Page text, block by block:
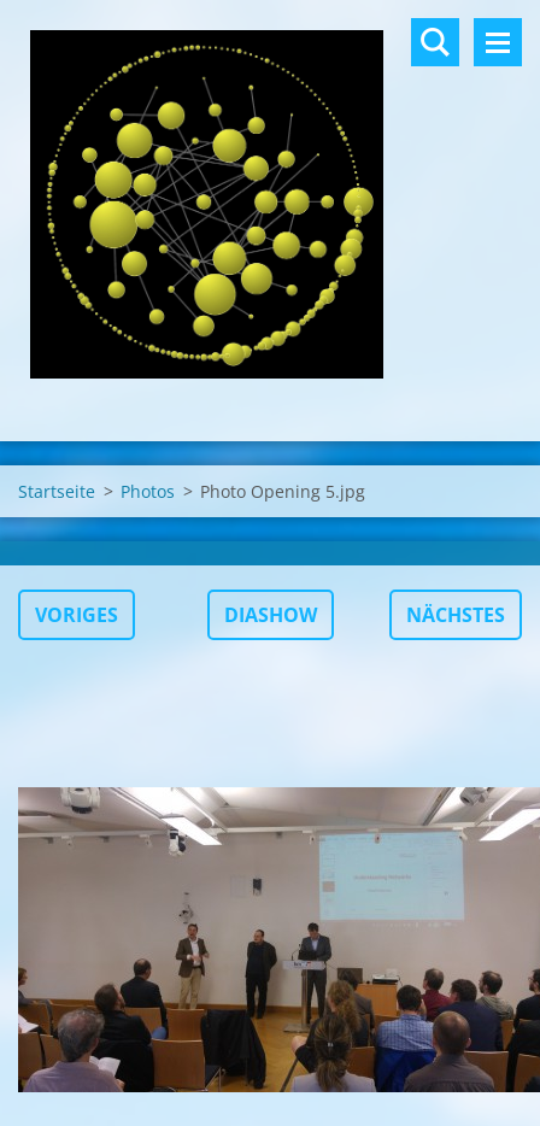
Startseite > Photos > Photo Opening 5.jpg
VORIGES DIASHOW NÄCHSTES